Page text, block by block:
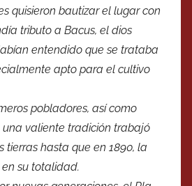
quisieron bautizar el lugar con
tributo a Bacus, el dios
entendido que se trataba
apto para el cultivo
pobladores, así como
una valiente tradición trabajó
tierras hasta que en 1890, la
su totalidad.